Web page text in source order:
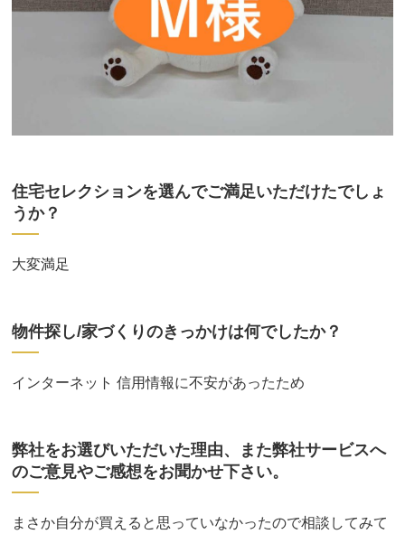
住宅セレクションを選んでご満足いただけたでしょ
うか？
大変満足
物件探し/家づくりのきっかけは何でしたか？
インターネット 信用情報に不安があったため
弊社をお選びいただいた理由、また弊社サービスへ
のご意見やご感想をお聞かせ下さい。
まさか自分が買えると思っていなかったので相談してみて